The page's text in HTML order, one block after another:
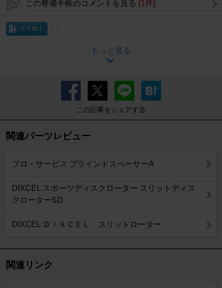
この整備手帳のコメントを見る (1件)
イイね！
もっと見る
この記事をシェアする
関連パーツレビュー
プロ・サービス ブラインドスペーサーA
DIXCEL スポーツディスクローター スリットディス
クローターSD
DIXCEL ＤＩＸＣＥＬ スリットローター
関連リンク